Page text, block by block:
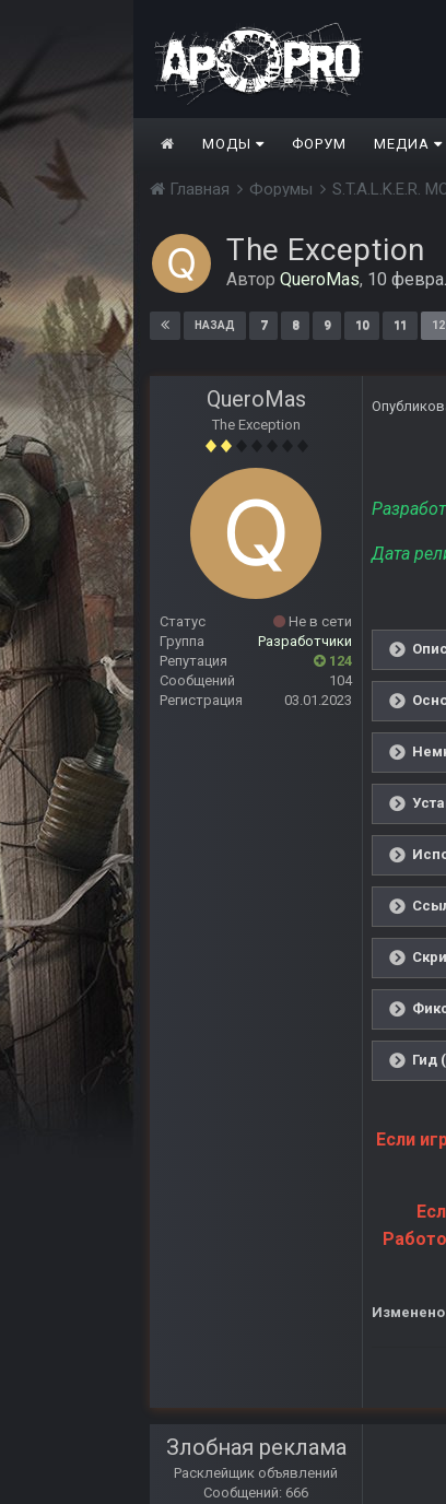
МОДЫ ФОРУМ МЕДИА
Главная Форумы
The Exception
Автор QueroMas, 10
НАЗАД 7 8 9 10 11 12
QueroMas
The Exception
Статус
Не в сети
Группа
Разработчики
Репутация
124
Сообщений
104
Регистрация
03.01.2023
Дата
Гид
Если
Изменено
Злобная реклама
Расклейщик объявлений
Сообщений: 666